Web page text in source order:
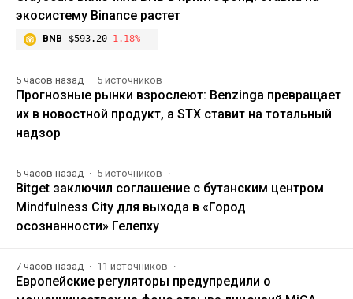
экосистему Binance растет
BNB $593.20-1.18%
5 часов назад 5 источников
Прогнозные рынки взрослеют: Benzinga превращает
их в новостной продукт, а STX ставит на тотальный
надзор
5 часов назад 5 источников
Bitget заключил соглашение с бутанским центром
Mindfulness City для выхода в «Город
осознанности» Гелепху
7 часов назад 11 источников
Европейские регуляторы предупредили о